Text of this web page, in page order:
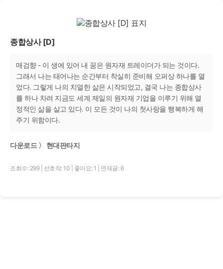
종합상사 [D]
매검향 - 이 생에 있어 내 꿈은 원자재 트레이더가 되는 것이다.
그래서 나는 태어나는 순간부터 착실히 준비해 오퍼상 하나를 열
었다. 그렇게 나의 치열한 삶은 시작되었고, 결국 나는 종합상사
를 하나 차려 지금도 세계 제일의 원자재 기업을 이루기 위해 열
정적인 삶을 살고 있다. 이 모든 것이 나의 첫사랑을 행복하게 해
주기 위함이다.
다운로드 〉 현대판타지
조회수: 299 선호작: 10 좋아요: 1 연재글: 6